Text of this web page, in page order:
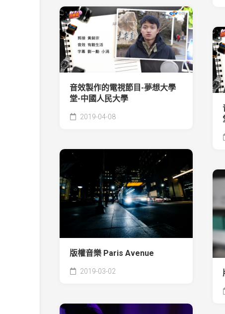
音效製作的電視節目-夢想大學
堂-中國人民大學
2019-04-08
版權音樂 Paris Avenue
2019-03-02